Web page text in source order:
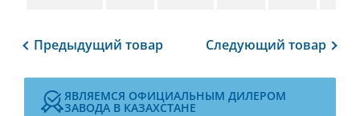
Предыдущий товар Следующий товар
ЯВЛЯЕМСЯ ОФИЦИАЛЬНЫМ ДИЛЕРОМ
ЗАВОДА В КАЗАХСТАНЕ